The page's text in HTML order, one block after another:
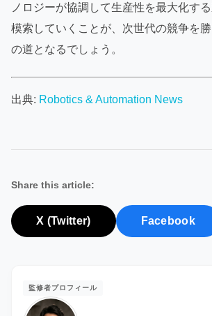
ノロジーが協調して生産性を最大化す
模索していくことが、次世代の競争を
の道となるでしょう。
出典: Robotics & Automation News
Share this article:
X (Twitter) Facebook
監修者プロフィール